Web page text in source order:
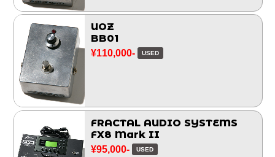
UOZ
BB01
¥110,000- USED
FRACTAL AUDIO SYSTEMS
FX8 Mark II
¥95,000- USED